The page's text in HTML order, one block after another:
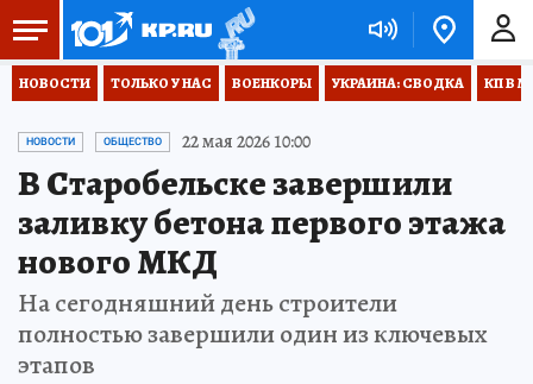
НОВОСТИ ТОЛЬКО У НАС ВОЕНКОРЫ УКРАИНА: СВОДКА КП В
НОВОСТИ ОБЩЕСТВО 22 мая 2026 10:00
В Старобельске завершили
заливку бетона первого этажа
нового МКД
На сегодняшний день строители
полностью завершили один из ключевых
этапов